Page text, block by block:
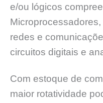
e/ou lógicos
redes e
circuitos digitais e
Com estoque de
maior rotatividade